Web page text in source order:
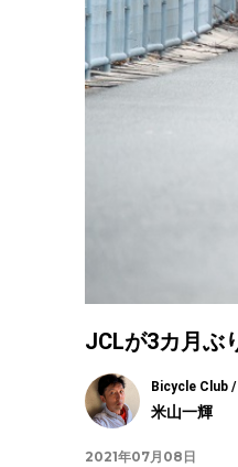
JCLが3カ月ぶ
Bicycle Club /
米山一輝
2021年07月08日